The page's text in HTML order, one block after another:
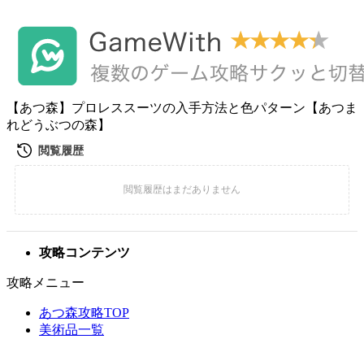
【あつ森】プロレススーツの入手方法と色パターン【あつま
れどうぶつの森】
攻略コンテンツ
攻略メニュー
あつ森攻略TOP
美術品一覧